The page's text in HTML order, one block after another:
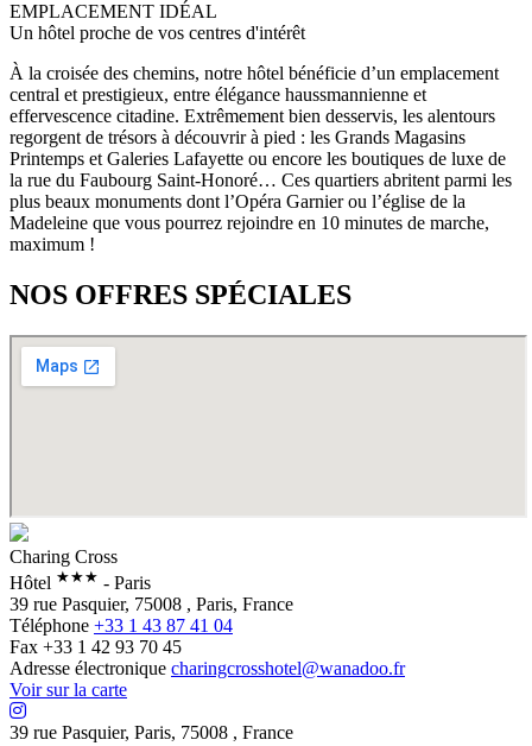
EMPLACEMENT IDÉAL
Un hôtel proche de vos centres d'intérêt
À la croisée des chemins, notre hôtel bénéficie d’un emplacement
central et prestigieux, entre élégance haussmannienne et
effervescence citadine. Extrêmement bien desservis, les alentours
regorgent de trésors à découvrir à pied : les Grands Magasins
Printemps et Galeries Lafayette ou encore les boutiques de luxe de
la rue du Faubourg Saint-Honoré… Ces quartiers abritent parmi les
plus beaux monuments dont l’Opéra Garnier ou l’église de la
Madeleine que vous pourrez rejoindre en 10 minutes de marche,
maximum !
NOS OFFRES SPÉCIALES
Charing Cross
Hôtel ★★★ - Paris
39 rue Pasquier, 75008 , Paris, France
Téléphone +33 1 43 87 41 04
Fax +33 1 42 93 70 45
Adresse électronique charingcrosshotel@wanadoo.fr
Voir sur la carte
39 rue Pasquier, Paris, 75008 , France